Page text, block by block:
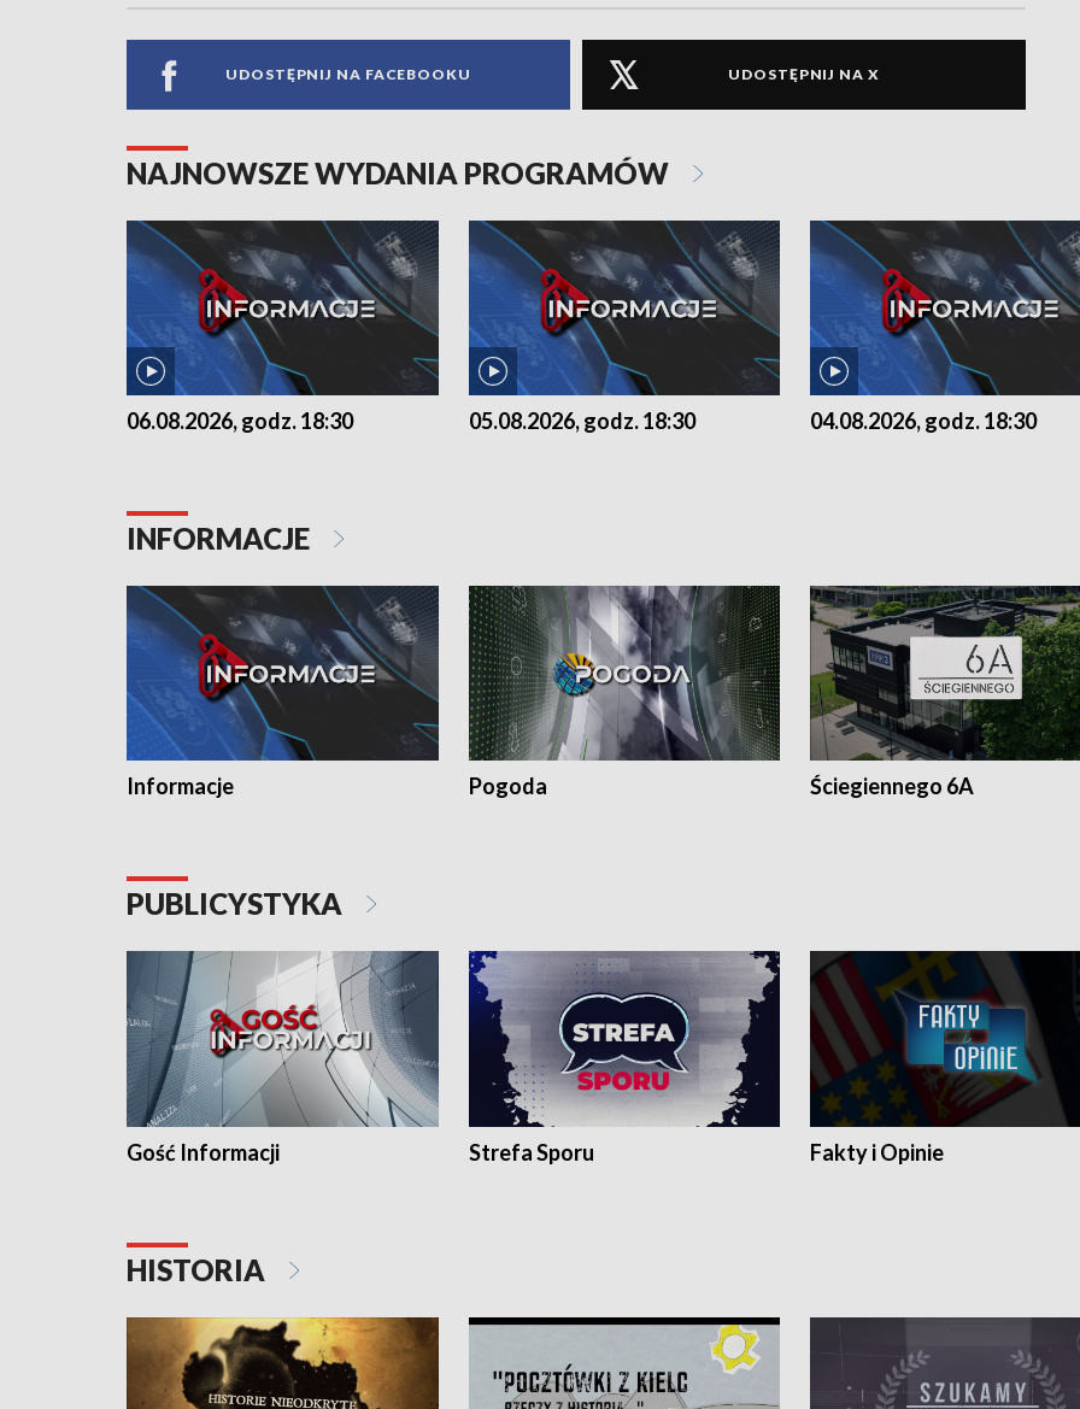
UDOSTĘPNIJ NA FACEBOOKU UDOSTĘPNIJ NA X
NAJNOWSZE WYDANIA PROGRAMÓW
06.08.2026, godz. 18:30 05.08.2026, godz. 18:30 04.08.2026, godz. 18:30
INFORMACJE
Informacje Pogoda Ściegiennego 6A
PUBLICYSTYKA
Gość Informacji Strefa Sporu Fakty i Opinie
HISTORIA